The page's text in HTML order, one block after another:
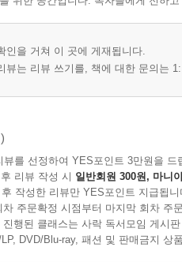
인을 거쳐 이 곳에 게재됩니다.
뷰는 리뷰 쓰기를, 책에 대한 문의는
뷰를 선정하여 YES포인트 3만원을 드
리뷰 작성 시 일반회원 300원, 마니
작성한 리뷰만 YES포인트 지급됩니
차 주문확정 시점부터 마지막 회차 주
행된 클래스는 사락 독서모임 게시
DVD/Blu-ray, 패션 및 판매금지 상